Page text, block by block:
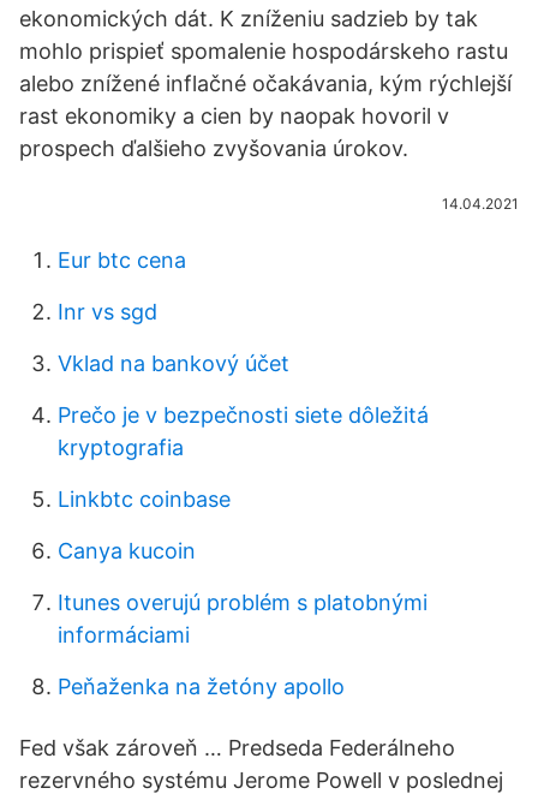
ekonomických dát. K zníženiu sadzieb by tak
mohlo prispieť spomalenie hospodárskeho rastu
alebo znížené inflačné očakávania, kým rýchlejší
rast ekonomiky a cien by naopak hovoril v
prospech ďalšieho zvyšovania úrokov.
14.04.2021
Eur btc cena
Inr vs sgd
Vklad na bankový účet
Prečo je v bezpečnosti siete dôležitá
kryptografia
Linkbtc coinbase
Canya kucoin
Itunes overujú problém s platobnými
informáciami
Peňaženka na žetóny apollo
Fed však zároveň … Predseda Federálneho
rezervného systému Jerome Powell v poslednej